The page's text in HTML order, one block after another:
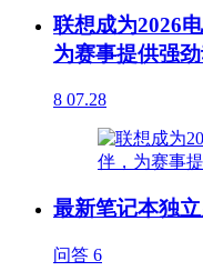
联想成为2026
为赛事提供强
8 07.28
最新笔记本独
问答 6